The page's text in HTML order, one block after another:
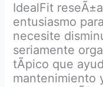
IdealFit
entusiasmo
necesite
seriamente
tÃ­pico que
mantenimiento